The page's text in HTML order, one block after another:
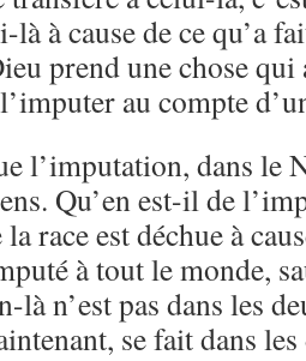
là à cause de ce qu’a
prend une chose qui
au compte
l’imputation, dans le
Qu’en est-il de
race est déchue à
à tout le monde,
là n’est pas dans les
se fait dans les